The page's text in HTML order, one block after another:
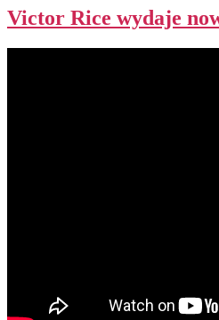
Victor Rice wydaje